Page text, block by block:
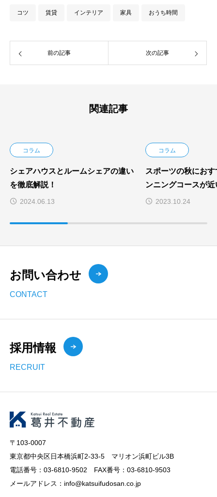
コツ 賃貸 インテリア 家具 おうち時間
前の記事 次の記事
関連記事
コラム
シェアハウスとルームシェアの違い
を徹底解説！
2024.06.13
コラム
スポーツの秋にお
ンニングコースが
2023.10.24
お問い合わせ
CONTACT
採用情報
RECRUIT
〒103-0007
東京都中央区日本橋浜町2-33-5 マリオン浜町ビル3B
電話番号：03-6810-9502 FAX番号：03-6810-9503
メールアドレス：info@katsuifudosan.co.jp